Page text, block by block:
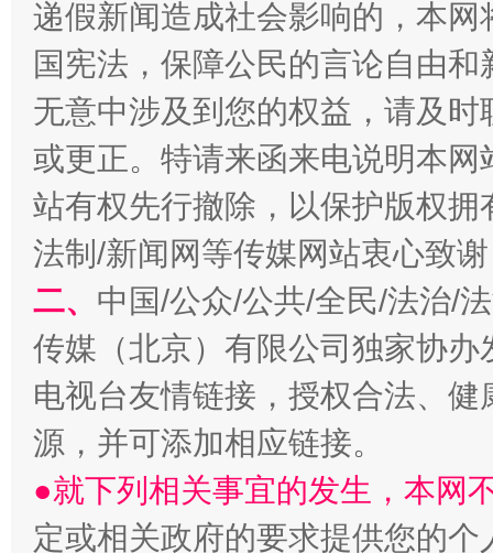
揭开“小金库”的免责幌子
递假新闻造成社会影响的，本
国宪法，保障公民的言论自由
无意中涉及到您的权益，请及
或更正。特请来函来电说明本
站有权先行撤除，以保护版权
法制/新闻网等传媒网站衷心致
二、 中国/公众/公共/全民/法治/
传媒（北京）有限公司独家协
电视台友情链接，授权合法、
源，并可添加相应链接。
●就下列相关事宜的发生，本网
定或相关政府的要求提供您的个